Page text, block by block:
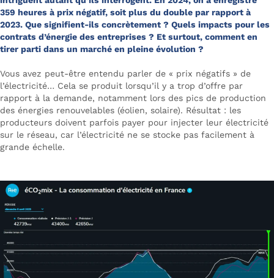
359 heures à prix négatif, soit plus du double par rapport à
2023. Que signifient-ils concrètement ? Quels impacts pour les
contrats d’énergie des entreprises ? Et surtout, comment en
tirer parti dans un marché en pleine évolution ?
Vous avez peut-être entendu parler de « prix négatifs » de
l’électricité… Cela se produit lorsqu’il y a trop d’offre par
rapport à la demande, notamment lors des pics de production
des énergies renouvelables (éolien, solaire). Résultat : les
producteurs doivent parfois payer pour injecter leur électricité
sur le réseau, car l’électricité ne se stocke pas facilement à
grande échelle.